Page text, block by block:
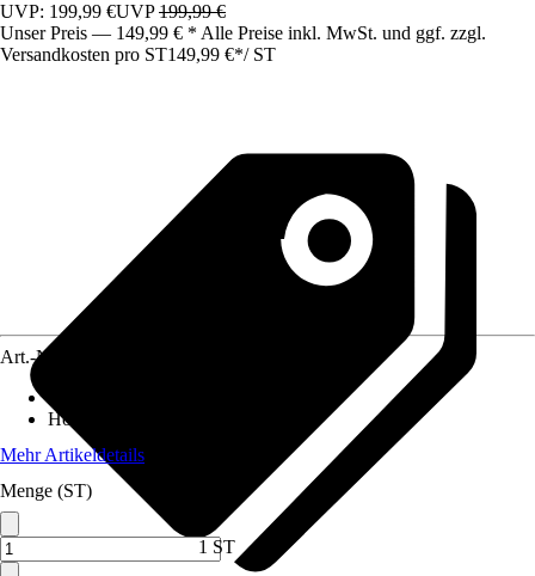
UVP: 199,99 €UVP199,99 €
Unser Preis — 149,99 € * Alle Preise inkl. MwSt. und ggf. zzgl.
Versandkosten pro ST149,99 €*/ ST
Art.-Nr.
Höhe
Mehr Artikeldetails
Menge (ST)
1 ST